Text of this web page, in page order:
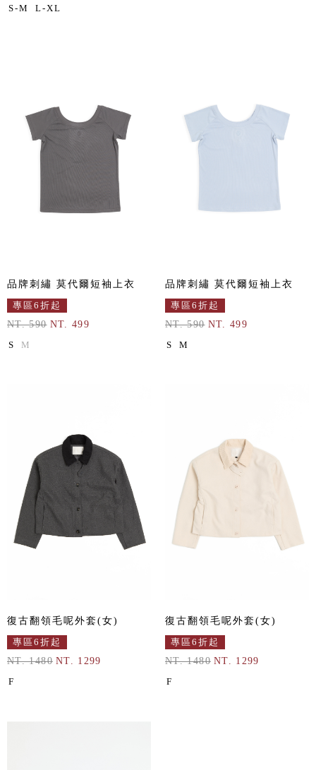
S-M L-XL
品牌刺繡 莫代爾短袖上衣
專區6折起
NT. 590 NT. 499
S M
品牌刺繡 莫代爾短袖上衣
專區6折起
NT. 590 NT. 499
S M
復古翻領毛呢外套(女)
專區6折起
NT. 1480 NT. 1299
F
復古翻領毛呢外套(女)
專區6折起
NT. 1480 NT. 1299
F